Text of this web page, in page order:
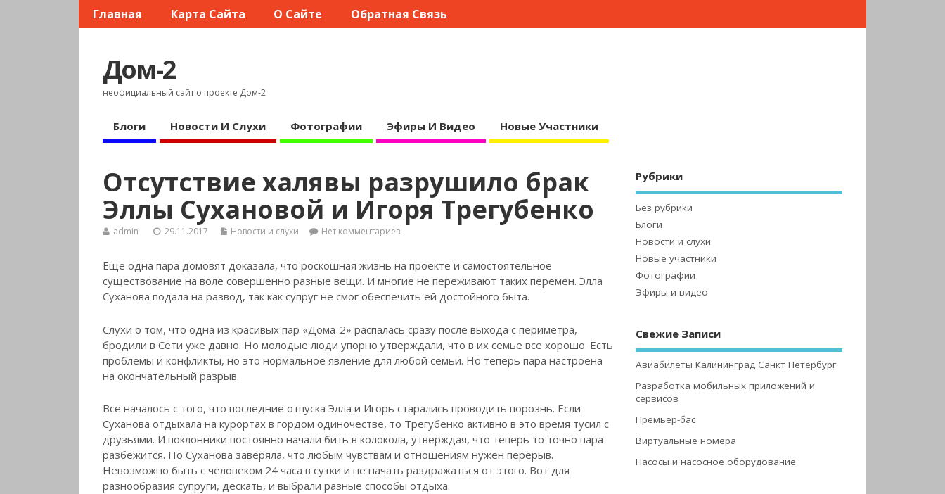
Главная Карта Сайта О Сайте Обратная Связь
Дом-2
неофициальный сайт о проекте Дом-2
Блоги Новости И Слухи Фотографии Эфиры И Видео Новые Участники
Отсутствие халявы разрушило брак
Эллы Сухановой и Игоря Трегубенко
admin 29.11.2017 Новости и слухи Нет комментариев
Еще одна пара домовят доказала, что роскошная жизнь на проекте и самостоятельное
существование на воле совершенно разные вещи. И многие не переживают таких перемен. Элла
Суханова подала на развод, так как супруг не смог обеспечить ей достойного быта.
Слухи о том, что одна из красивых пар «Дома-2» распалась сразу после выхода с периметра,
бродили в Сети уже давно. Но молодые люди упорно утверждали, что в их семье все хорошо. Есть
проблемы и конфликты, но это нормальное явление для любой семьи. Но теперь пара настроена
на окончательный разрыв.
Все началось с того, что последние отпуска Элла и Игорь старались проводить порознь. Если
Суханова отдыхала на курортах в гордом одиночестве, то Трегубенко активно в это время тусил с
друзьями. И поклонники постоянно начали бить в колокола, утверждая, что теперь то точно пара
разбежится. Но Суханова заверяла, что любым чувствам и отношениям нужен перерыв.
Невозможно быть с человеком 24 часа в сутки и не начать раздражаться от этого. Вот для
разнообразия супруги, дескать, и выбрали разные способы отдыха.
Рубрики
Без рубрики
Блоги
Новости и слухи
Новые участники
Фотографии
Эфиры и видео
Свежие Записи
Авиабилеты Калининград Санкт Петербург
Разработка мобильных приложений и
сервисов
Премьер-бас
Виртуальные номера
Насосы и насосное оборудование